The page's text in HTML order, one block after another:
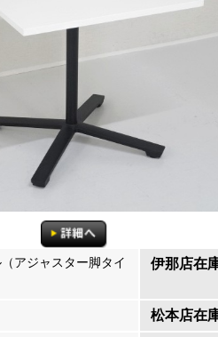
アジャスター脚タイ
伊那店在
松本店在